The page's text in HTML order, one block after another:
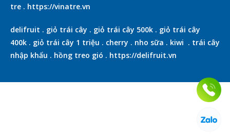
tre . https://vinatre.vn
delifruit . giỏ trái cây . giỏ trái cây 500k . giỏ trái cây
400k . giỏ trái cây 1 triệu . cherry . nho sữa . kiwi . trái cây
nhập khẩu . hồng treo gió . https://delifruit.vn